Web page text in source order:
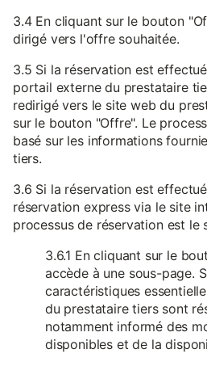
3.4 En cliquant sur le bouton
dirigé vers l'offre souhaitée.
3.5 Si la réservation est
portail externe du prestataire
redirigé vers le site web du
sur le bouton "Offre". Le
basé sur les informations
tiers.
3.6 Si la réservation est
réservation express via le site
processus de réservation est le
3.6.1 En cliquant sur le
accède à une sous-page.
caractéristiques
du prestataire tiers sont
notamment informé des
disponibles et de la